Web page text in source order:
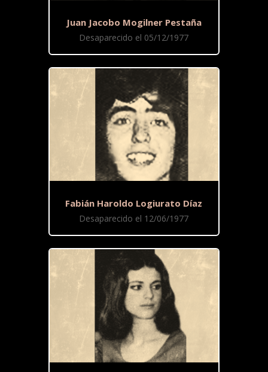
Juan Jacobo Mogilner Pestaña
Desaparecido el 05/12/1977
Fabián Haroldo Logiurato Díaz
Desaparecido el 12/06/1977